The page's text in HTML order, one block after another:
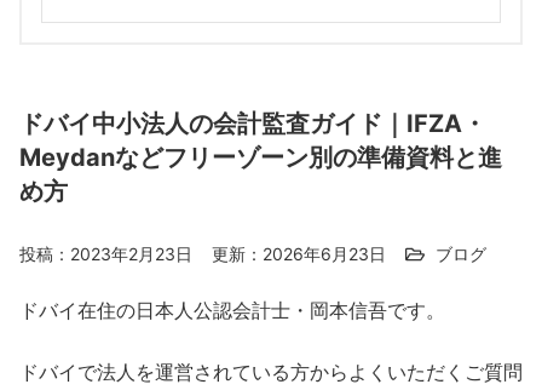
ドバイ中小法人の会計監査ガイド｜IFZA・
Meydanなどフリーゾーン別の準備資料と進
め方
投稿：2023年2月23日 更新：2026年6月23日 ブログ
ドバイ在住の日本人公認会計士・岡本信吾です。
ドバイで法人を運営されている方からよくいただくご質問